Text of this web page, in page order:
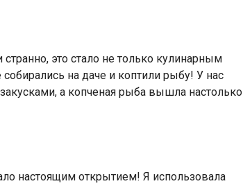
это стало не только кулинарным
на даче и коптили рыбу! У нас
а копченая рыба вышла настолько
настоящим открытием! Я использовала